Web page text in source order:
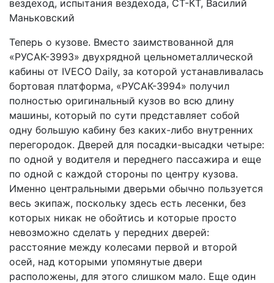
Теперь о кузове. Вместо заимствованной для
«РУСАК-3993» двухрядной цельнометаллической
кабины от IVECO Daily, за которой устанавливалась
бортовая платформа, «РУСАК-3994» получил
полностью оригинальный кузов во всю длину
машины, который по сути представляет собой
одну большую кабину без каких-либо внутренних
перегородок. Дверей для посадки-высадки четыре:
по одной у водителя и переднего пассажира и еще
по одной с каждой стороны по центру кузова.
Именно центральными дверьми обычно пользуется
весь экипаж, поскольку здесь есть лесенки, без
которых никак не обойтись и которые просто
невозможно сделать у передних дверей:
расстояние между колесами первой и второй
осей, над которыми упомянутые двери
расположены, для этого слишком мало. Еще один